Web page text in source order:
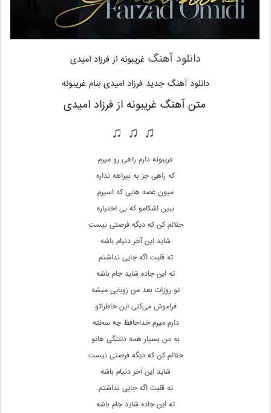
دانلود آهنگ غریبونه از فرزاد امیدی
دانلود آهنگ جدید فرزاد امیدی بنام غریبونه
متن آهنگ غریبونه از فرزاد امیدی
♫ ♫ ♫
غریبونه دارم راهی رو میرم
که راهی جز به بیراهه نداره
میون غصه هایی که اسیرم
ببین اشکامو که بی اختیاره
حلالم کن که دیگه فرصتی نیست
شاید این آخر دنیام باشه
ته قلبت اگه جایی نداشتم
ته این جاده شاید جام باشه
تو روزات بعد من رویایی میشه
فراموش می‌کنی این خاطراتو
دارم میرم خداحافظ چه سخته
به من بسپار همه دلتنگی هاتو
حلالم کن که دیگه فرصتی نیست
شاید این آخر دنیام باشه
ته قلبت اگه جایی نداشتم
ته این جاده شاید جام باشه